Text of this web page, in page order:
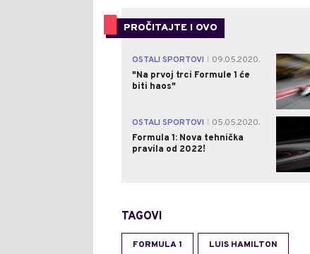
PROČITAJTE I OVO
OSTALI SPORTOVI
09.05.2020.
"Na prvoj trci Formule 1 će
biti haos"
OSTALI SPORTOVI
05.05.2020.
Formula 1: Nova tehnička
pravila od 2022!
TAGOVI
FORMULA 1 LUIS HAMILTON